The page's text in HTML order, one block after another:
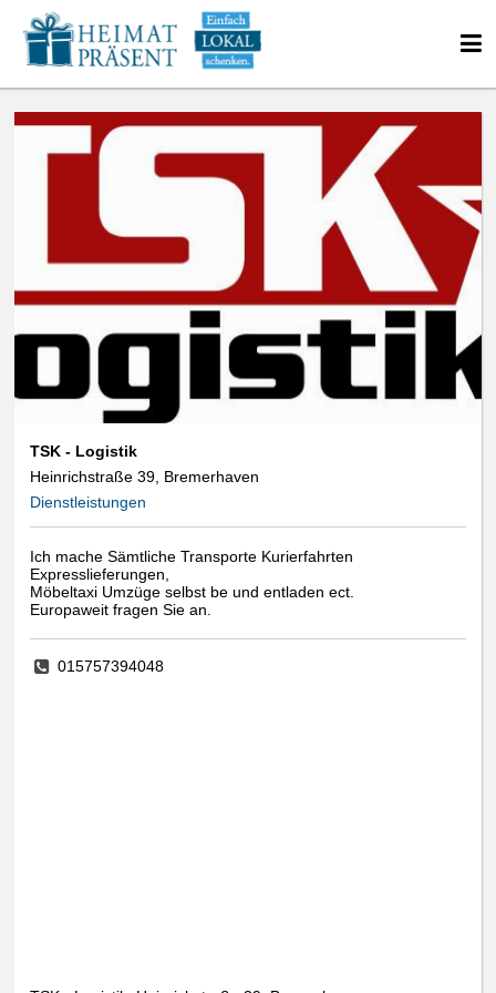
TSK - Logistik
Heinrichstraße 39, Bremerhaven
Dienstleistungen
Ich mache Sämtliche Transporte Kurierfahrten
Expresslieferungen,
Möbeltaxi Umzüge selbst be und entladen ect.
Europaweit fragen Sie an.
015757394048